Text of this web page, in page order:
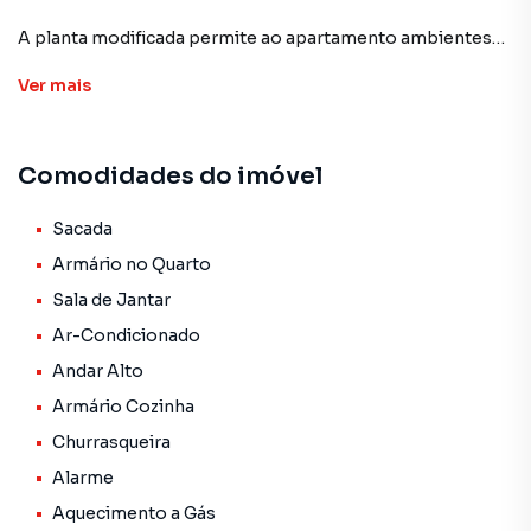
A planta modificada permite ao apartamento ambientes
ampliacao de closet, e as outras duas suites padrao do
fachada norte na suite, com frente para rua Dr. Osvaldo
Cruz em pavimento alto.
Duas vagas de garagem PARALELAS.
Contate um corretor da J. Mareze e agende sua visita!
Ver mais
Comodidades do imóvel
Sacada
Armário no Quarto
Sala de Jantar
Ar-Condicionado
Andar Alto
Armário Cozinha
Churrasqueira
Alarme
Aquecimento a Gás